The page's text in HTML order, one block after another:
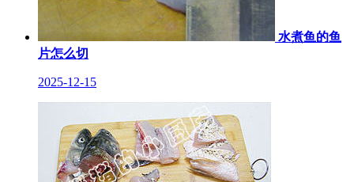
水煮鱼的鱼
片怎么切
2025-12-15